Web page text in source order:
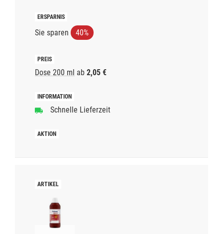
Sie sparen 40%
Dose 200 ml ab 2,05 €
Schnelle Lieferzeit